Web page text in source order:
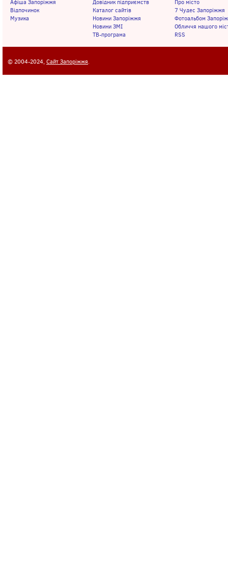
Афіша Запоріжжя
Відпочинок
Музика
Довідник підприємств
Каталог сайтів
Новини Запоріжжя
Новини ЗМІ
ТВ-програма
Про місто
7 Чудес Запоріжжя
Фотоальбом
Обличчя нашого
RSS
© 2004-2024, Сайт Запоріжжя.